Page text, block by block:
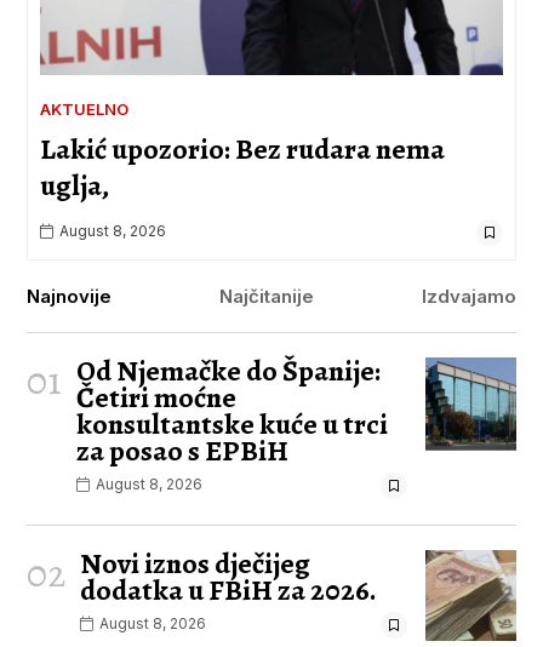
AKTUELNO
Lakić upozorio: Bez rudara nema
uglja,
August 8, 2026
Najnovije Najčitanije Izdvajamo
01 Od Njemačke do Španije:
Četiri moćne
konsultantske kuće u trci
za posao s EPBiH
August 8, 2026
02 Novi iznos dječijeg
dodatka u FBiH za 2026.
August 8, 2026